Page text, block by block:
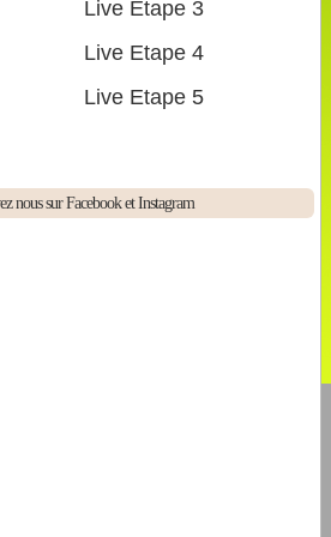
Live Etape 3
Live Etape 4
Live Etape 5
nous sur Facebook et Instagram